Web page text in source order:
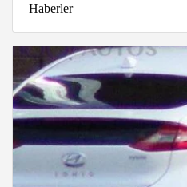
Haberler